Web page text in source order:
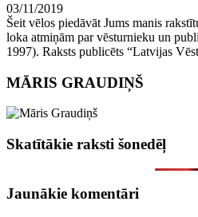
03/11/2019
Šeit vēlos piedāvāt Jums manis
loka atmiņām par vēsturnieku un
1997). Raksts publicēts “Latvijas
MĀRIS GRAUDIŅŠ
Skatītākie raksti šonedēļ
Jaunākie komentāri